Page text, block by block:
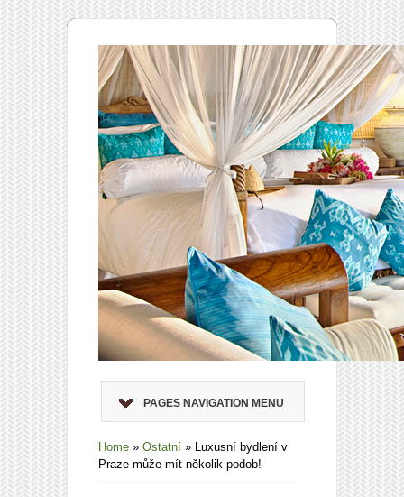
PAGES NAVIGATION MENU
Home » Ostatní » Luxusní bydlení v
Praze může mít několik podob!